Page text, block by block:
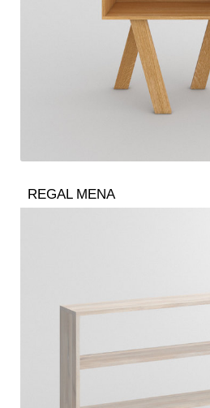
REGAL MENA